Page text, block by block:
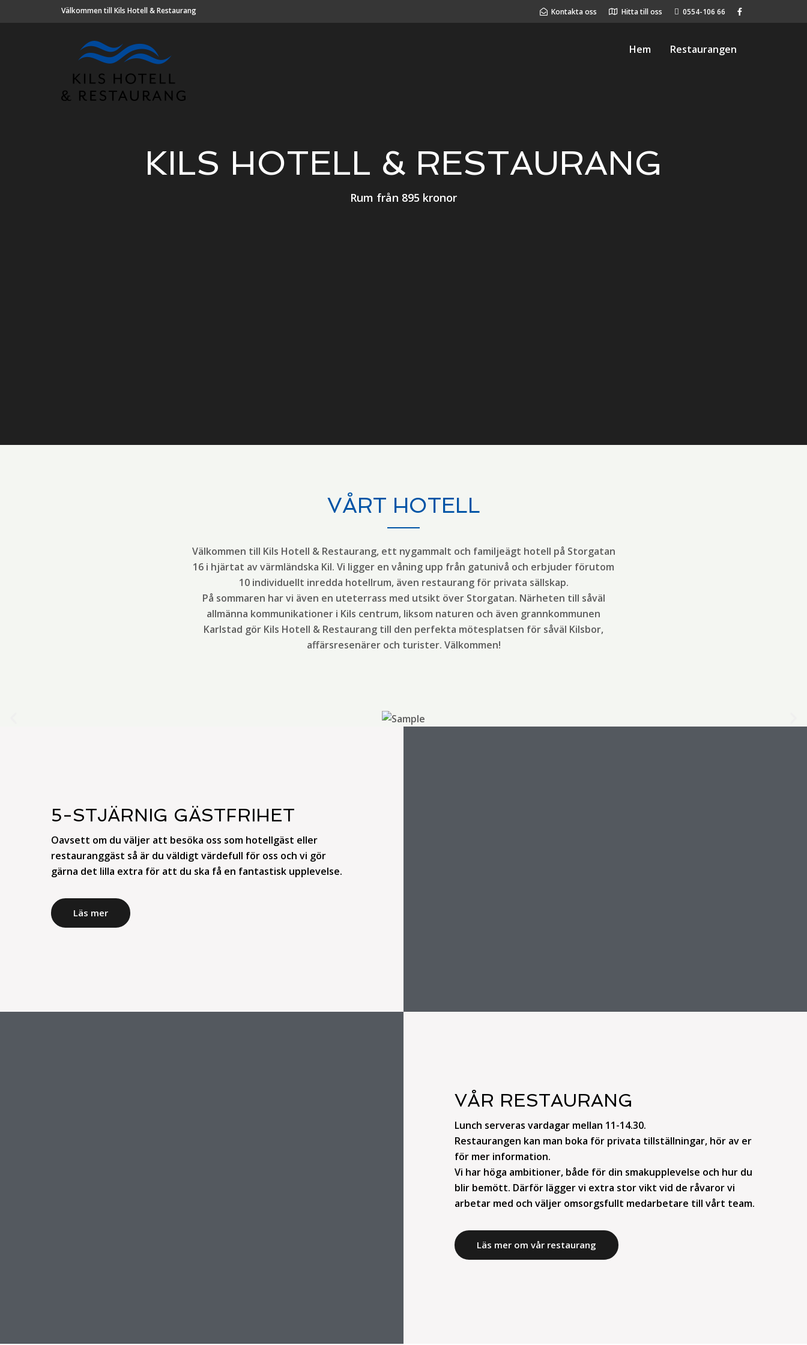
Välkommen till Kils Hotell & Restaurang Kontakta oss Hitta till oss 0554-106 66
Hem Restaurangen
KILS HOTELL & RESTAURANG
Rum från 895 kronor
VÅRT HOTELL
Välkommen till Kils Hotell & Restaurang, ett nygammalt och familjeägt hotell på Storgatan
16 i hjärtat av värmländska Kil. Vi ligger en våning upp från gatunivå och erbjuder förutom
10 individuellt inredda hotellrum, även restaurang för privata sällskap.
På sommaren har vi även en uteterrass med utsikt över Storgatan. Närheten till såväl
allmänna kommunikationer i Kils centrum, liksom naturen och även grannkommunen
Karlstad gör Kils Hotell & Restaurang till den perfekta mötesplatsen för såväl Kilsbor,
affärsresenärer och turister. Välkommen!
5-STJÄRNIG GÄSTFRIHET
Oavsett om du väljer att besöka oss som hotellgäst eller
restauranggäst så är du väldigt värdefull för oss och vi gör
gärna det lilla extra för att du ska få en fantastisk upplevelse.
Läs mer
VÅR RESTAURANG
Lunch serveras vardagar mellan 11-14.30.
Restaurangen kan man boka för privata tillställningar, hör av er
för mer information.
Vi har höga ambitioner, både för din smakupplevelse och hur du
blir bemött. Därför lägger vi extra stor vikt vid de råvaror vi
arbetar med och väljer omsorgsfullt medarbetare till vårt team.
Läs mer om vår restaurang